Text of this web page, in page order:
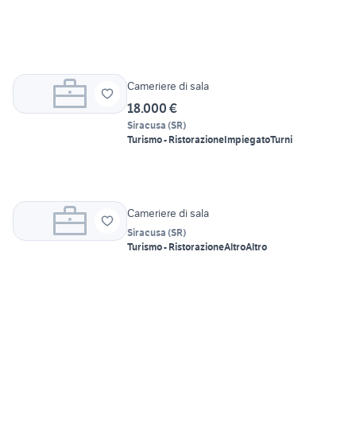
Cameriere di sala
18.000 €
Siracusa (SR)
Turismo - RistorazioneImpiegatoTurni
Cameriere di sala
Siracusa (SR)
Turismo - RistorazioneAltroAltro